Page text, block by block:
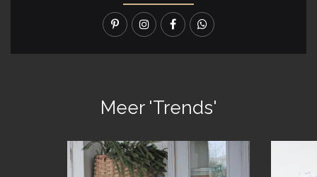
Meer 'Trends'